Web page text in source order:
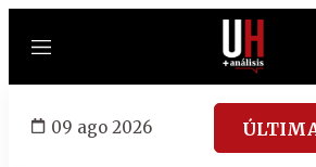
Menú
09 ago 2026